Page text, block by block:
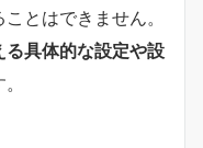
とはできません。
具体的な設定や設